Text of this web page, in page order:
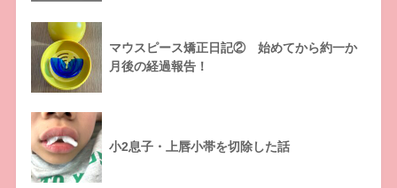
マウスピース矯正日記② 始めてから約一か
月後の経過報告！
小2息子・上唇小帯を切除した話